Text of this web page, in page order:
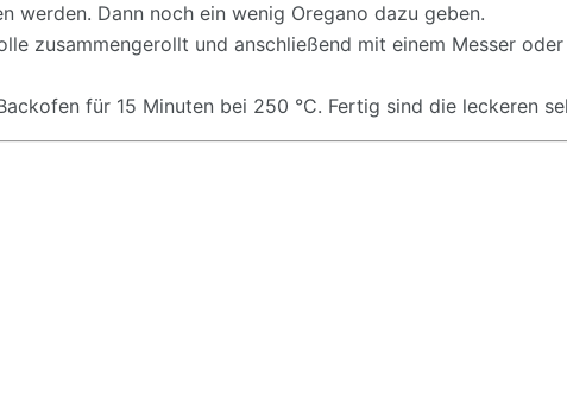
werden. Dann noch ein wenig Oregano dazu geben.
zusammengerollt und anschließend mit einem Messer
für 15 Minuten bei 250 °C. Fertig sind die leckeren